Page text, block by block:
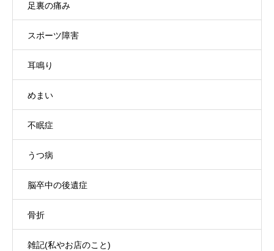
足裏の痛み
スポーツ障害
耳鳴り
めまい
不眠症
うつ病
脳卒中の後遺症
骨折
雑記(私やお店のこと)